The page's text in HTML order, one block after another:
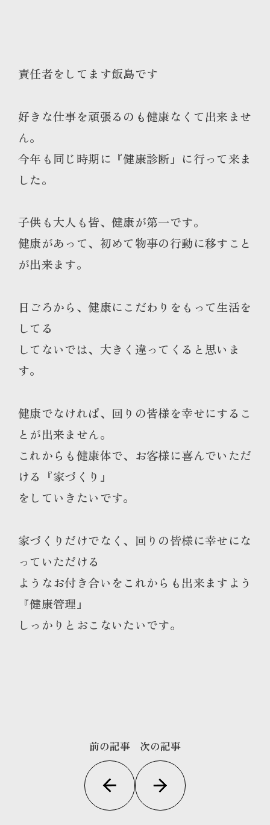
責任者をしてます飯島です
好きな仕事を頑張るのも健康なくて出来ませ
ん。
今年も同じ時期に『健康診断』に行って来ま
した。
子供も大人も皆、健康が第一です。
健康があって、初めて物事の行動に移すこと
が出来ます。
日ごろから、健康にこだわりをもって生活を
してる
してないでは、大きく違ってくると思いま
す。
健康でなければ、回りの皆様を幸せにするこ
とが出来ません。
これからも健康体で、お客様に喜んでいただ
ける『家づくり』
をしていきたいです。
家づくりだけでなく、回りの皆様に幸せにな
っていただける
ようなお付き合いをこれからも出来ますよう
『健康管理』
しっかりとおこないたいです。
前の記事 次の記事